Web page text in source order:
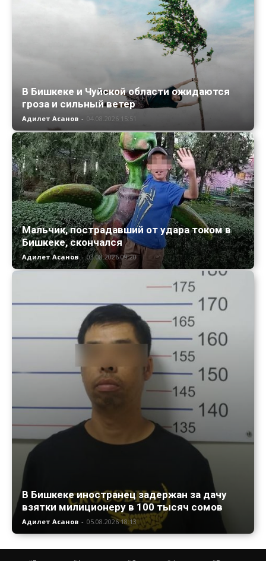
В Бишкеке и Чуйской области ожидаются
гроза и сильный ветер
Адилет Асанов - 04.08.2026 15:51
Мальчик, пострадавший от удара током в
Бишкеке, скончался
Адилет Асанов - 03.08.2026 09:20
В Бишкеке иностранец задержан за дачу
взятки милиционеру в 100 тысяч сомов
Адилет Асанов - 05.08.2026 18:13